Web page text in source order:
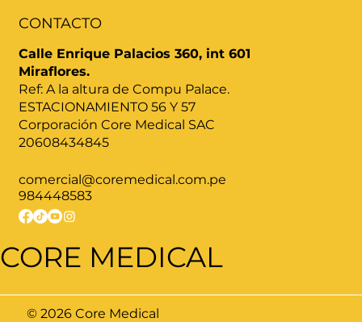
984448583
comercial@coremedical.com.pe
Calle Enrique Palacios 360, int 601
Miraflores.
Ref: A la altura de Compu Palace.
ESTACIONAMIENTO 56 Y 57
Corporación Core Medical SAC
20608434845
CONTACTO
CORE MEDICAL
© 2026 Core Medical